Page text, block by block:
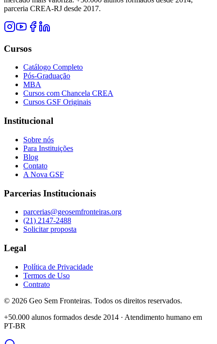
parceria CREA-RJ desde 2017.
Cursos
Catálogo Completo
Pós-Graduação
MBA
Cursos com Chancela CREA
Cursos GSF Originais
Institucional
Sobre nós
Para Instituições
Blog
Contato
A Nova GSF
Parcerias Institucionais
parcerias@geosemfronteiras.org
(21) 2147-2488
Solicitar proposta
Legal
Política de Privacidade
Termos de Uso
Contrato
© 2026 Geo Sem Fronteiras. Todos os direitos reservados.
+50.000 alunos formados desde 2014 · Atendimento humano em
PT-BR